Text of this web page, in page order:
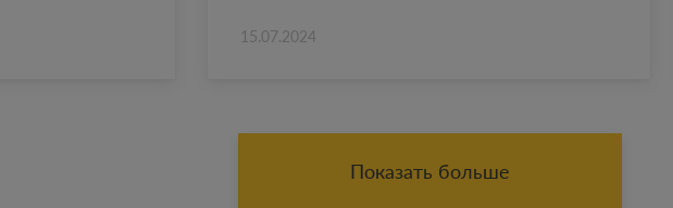
15.07.2024
Показать больше